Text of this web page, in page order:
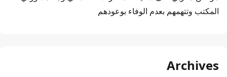
المكتب وتتهمهم بعدم الوفاء بوعودهم
Archives